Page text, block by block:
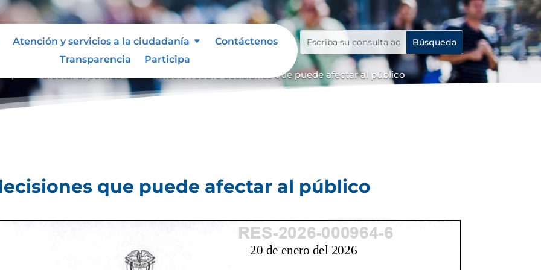
Atención y servicios a la ciudadanía
Contáctenos
Transparencia
Participa
puede afectar al público Información sobre decisiones que puede afectar al público
que puede afectar al público